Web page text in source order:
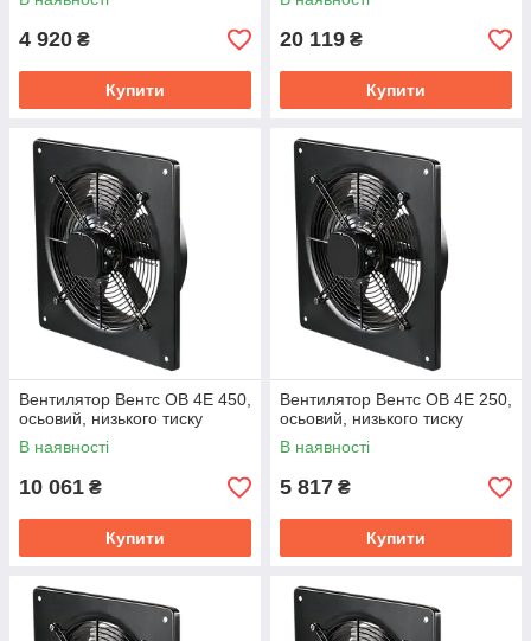
4 920 ₴
Купити
20 119 ₴
Купити
Вентилятор Вентс ОВ 4Е 450,
осьовий, низького тиску
В наявності
10 061 ₴
Купити
Вентилятор Вентс ОВ 4Е 250,
осьовий, низького тиску
В наявності
5 817 ₴
Купити